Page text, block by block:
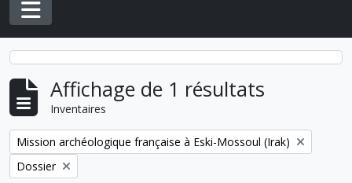
Toggle navigation
Affichage de 1 résultats
Inventaires
Remove filter:
Mission archéologique française à Eski-Mossoul (Irak)
Remove filter:
Dossier